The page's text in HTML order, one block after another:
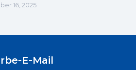
16, 2025
E-Mail